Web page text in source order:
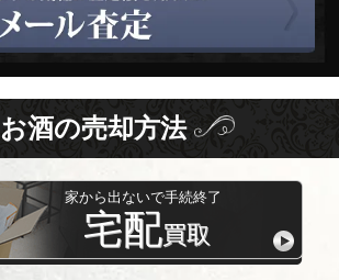
お酒の売却方法
家から出ないで手続終了
宅配買取